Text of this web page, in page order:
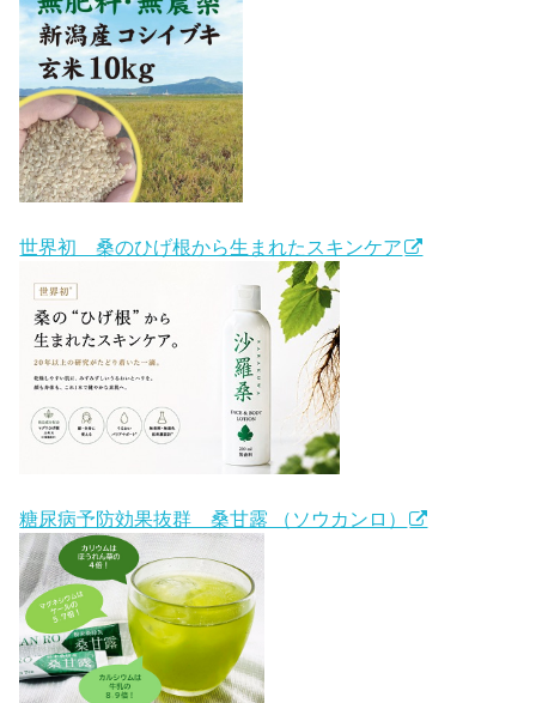
世界初 桑のひげ根から生まれたスキンケア
糖尿病予防効果抜群 桑甘露 （ソウカンロ）